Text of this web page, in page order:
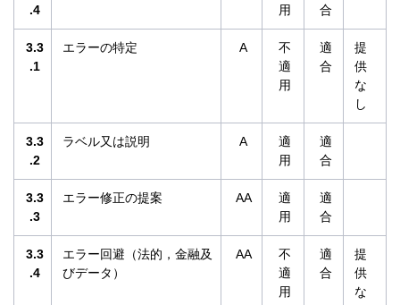
.4
用
合
3.3
.1
エラーの特定 A
不
適
用
適
合
提
供
な
し
3.3
.2
ラベル又は説明 A
適
用
適
合
3.3
.3
エラー修正の提案 AA
適
用
適
合
3.3
.4
エラー回避（法的，金融及
びデータ）
AA
不
適
用
適
合
提
供
な